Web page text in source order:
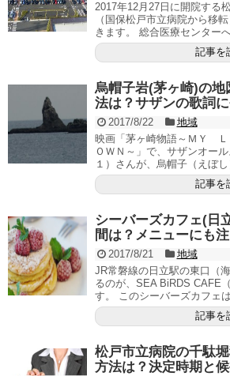
2017年12月27日に開院する
（国保松戸市立病院から移
きます。 総合医療センター
記事を
烏帽子岩(茅ヶ崎)の
法は？サザンの歌詞に
2017/8/22
地域
映画「茅ヶ崎物語～ＭＹ
ＯＷＮ～」で、サザンオー
１）さんが、烏帽子（えぼ
記事を
シーバーズカフェ(日
間は？メニューにも注
2017/8/21
地域
JR常磐線の日立駅の東口（
るのが、SEA BiRDS CAFE
す。 このシーバーズカフェ
記事を
松戸市立病院の千駄
方法は？決定時期と